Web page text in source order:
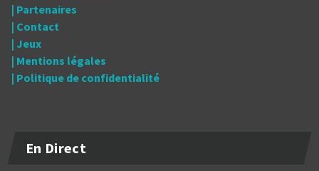
| Partenaires
| Contact
| Jeux
| Mentions légales
| Politique de confidentialité
En Direct